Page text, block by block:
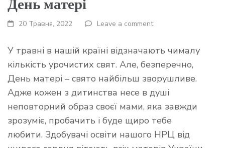
День матері
20 Травня, 2022 Leave a comment
У травні в нашій країні відзначають чималу
кількість урочистих свят. Але, безперечно,
День матері – свято найбільш зворушливе.
Адже кожен з дитинства несе в душі
неповторний образ своєї мами, яка завжди
зрозуміє, пробачить і буде щиро тебе
любити. Здобувачі освіти нашого НРЦ від